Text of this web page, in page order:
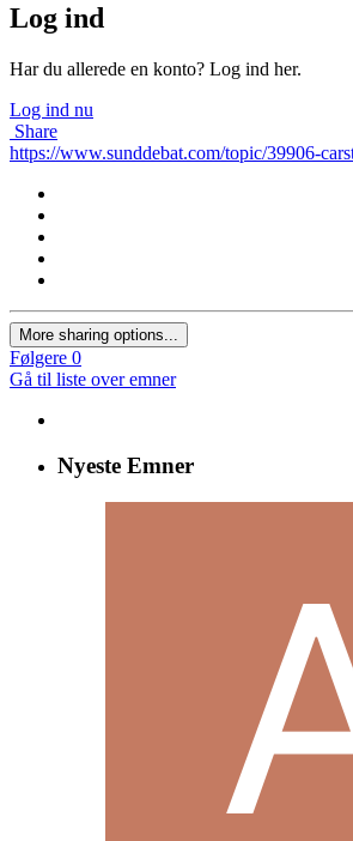
Log ind
Har du allerede en konto? Log ind her.
Log ind nu
Share
https://www.sunddebat.com/topic/39906-
More sharing options...
Følgere 0
Gå til liste over emner
Nyeste Emner